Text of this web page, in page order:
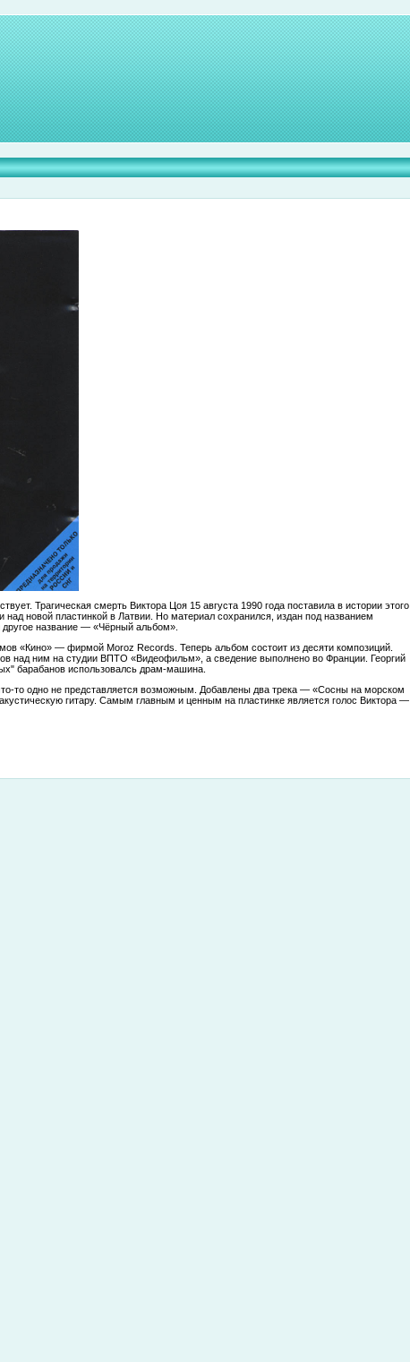
Трагическая смерть Виктора Цоя 15 августа 1990 года поставила в истории этого
новой пластинкой в Латвии. Но материал сохранился, издан под названием
название — «Чёрный альбом».
«Кино» — фирмой Moroz Records. Теперь альбом состоит из десяти композиций.
над ним на студии ВПТО «Видеофильм», а сведение выполнено во Франции. Георгий
барабанов использовалсь драм-машина.
то одно не представляется возможным. Добавлены два трека — «Сосны на морском
гитару. Самым главным и ценным на пластинке является голос Виктора —